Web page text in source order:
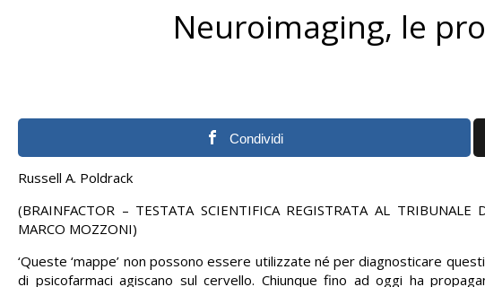
Neuroimaging, le
Condividi
Russell A. Poldrack
(BRAINFACTOR – TESTATA SCIENTIFICA REGISTRATA AL
MARCO MOZZONI)
‘Queste ‘mappe’ non possono essere utilizzate né per diagnosticare
di psicofarmaci agiscano sul cervello. Chiunque fino ad oggi ha